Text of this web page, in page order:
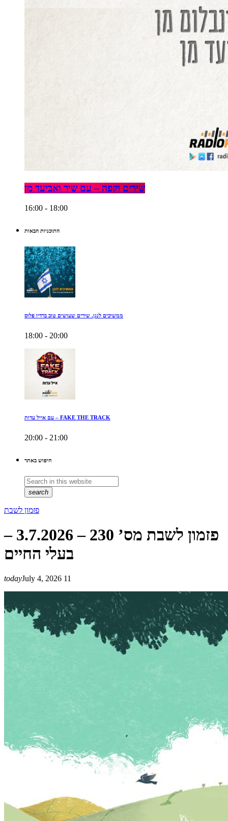
שירים וקפה – עם שיר ואביעד מן
16:00 - 18:00
התוכניות הבאות
ממשיכים לנגן. שירים שעושים טוב ברדיו פלוס
18:00 - 20:00
עם אייל עדות – FAKE THE TRACK
20:00 - 21:00
חיפוש באתר
search
פזמון לשבת
פזמון לשבת מס’ 230 – 3.7.2026 –
בעלי החיים
todayJuly 4, 2026 11